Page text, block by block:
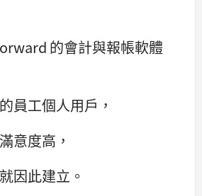
的會計與報帳軟體
員工個人用戶，
意度高，
因此建立。